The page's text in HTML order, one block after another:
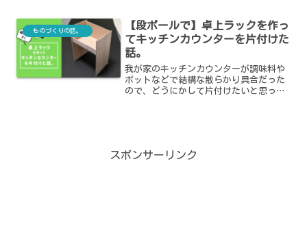
ものづくりの話。
【段ボールで】卓上ラックを作っ
てキッチンカウンターを片付けた
話。
我が家のキッチンカウンターが調味料や
ポットなどで結構な散らかり具合だった
ので、どうにかして片付けたいと思って
スポンサーリンク